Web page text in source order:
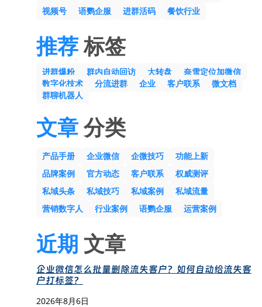
视频号
语鹦企服 进群活码 餐饮行业
推荐标签
进群爆粉 群内自动回访 大转盘
奈雪定位加微信
数字化技术
分流进群 企业 客户联系
微文档
群聊机器人
文章分类
产品手册 企业微信 企微技巧
功能上新
品牌案例
官方动态 客户联系
权威测评
私域头条
私域技巧 私域案例
私域流量
营销数字人
行业案例 语鹦企服 运营案例
近期 文章
企业微信怎么批量删除流失客户？如何自动给流失客
户打标签？
2026年8月6日